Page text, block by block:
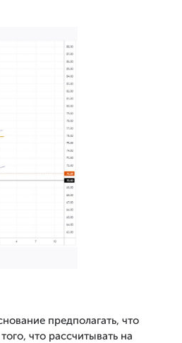
предполагать, что
что рассчитывать на